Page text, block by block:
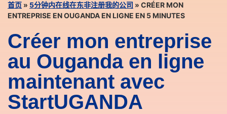
首页 » 5分钟内在线在东非注册我的公司 » CRÉER MON
ENTREPRISE EN OUGANDA EN LIGNE EN 5 MINUTES
Créer mon entreprise
au Ouganda en ligne
maintenant avec
StartUGANDA